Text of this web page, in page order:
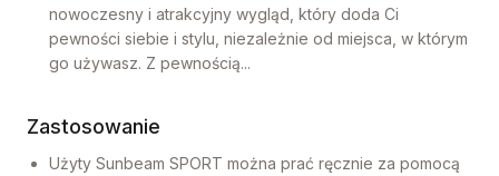
nowoczesny i atrakcyjny wygląd, który doda Ci
pewności siebie i stylu, niezależnie od miejsca, w którym
go używasz. Z pewnością...
Zastosowanie
Użyty Sunbeam SPORT można prać ręcznie za pomocą